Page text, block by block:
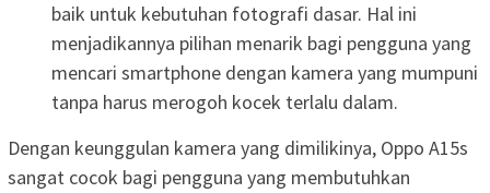
baik untuk kebutuhan fotografi dasar. Hal ini
menjadikannya pilihan menarik bagi pengguna yang
mencari smartphone dengan kamera yang mumpuni
tanpa harus merogoh kocek terlalu dalam.
Dengan keunggulan kamera yang dimilikinya, Oppo A15s
sangat cocok bagi pengguna yang membutuhkan